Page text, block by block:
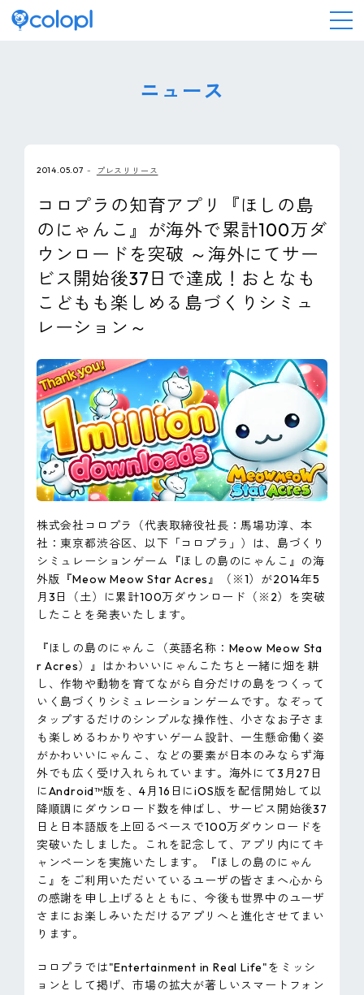
IR情報
採用情報
サステナビリティ
ピンマーク
EN
ニュース
2014.05.07 プレスリリース
コロプラの知育アプリ『ほしの島
のにゃんこ』が海外で累計100万ダ
ウンロードを突破 ～海外にてサー
ビス開始後37日で達成！おとなも
こどもも楽しめる島づくりシミュ
レーション～
株式会社コロプラ（代表取締役社長：馬場功淳、本
社：東京都渋谷区、以下「コロプラ」）は、島づくり
シミュレーションゲーム『ほしの島のにゃんこ』の海
外版『Meow Meow Star Acres』（※1）が2014年5
月3日（土）に累計100万ダウンロード（※2）を突破
したことを発表いたします。
『ほしの島のにゃんこ（英語名称：Meow Meow Sta
r Acres）』はかわいいにゃんこたちと一緒に畑を耕
し、作物や動物を育てながら自分だけの島をつくって
いく島づくりシミュレーションゲームです。なぞって
タップするだけのシンプルな操作性、小さなお子さま
も楽しめるわかりやすいゲーム設計、一生懸命働く姿
がかわいいにゃんこ、などの要素が日本のみならず海
外でも広く受け入れられています。海外にて3月27日
にAndroid™版を、4月16日にiOS版を配信開始して以
降順調にダウンロード数を伸ばし、サービス開始後37
日と日本語版を上回るペースで100万ダウンロードを
突破いたしました。これを記念して、アプリ内にてキ
ャンペーンを実施いたします。『ほしの島のにゃん
こ』をご利用いただいているユーザの皆さまへ心から
の感謝を申し上げるとともに、今後も世界中のユーザ
さまにお楽しみいただけるアプリへと進化させてまい
ります。
コロプラでは"Entertainment in Real Life"をミッシ
ョンとして掲げ、市場の拡大が著しいスマートフォン